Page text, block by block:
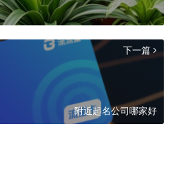
下一篇
附近起名公司哪家好